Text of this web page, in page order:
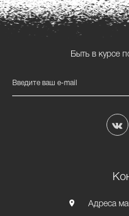
Быть в курсе
Введите ваш e-mail
Адреса